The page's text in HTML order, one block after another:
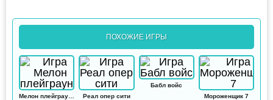
ПОХОЖИЕ ИГРЫ
Реал опер сити
Бабл войс
Мороженщик 7